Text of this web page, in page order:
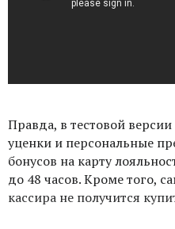
Правда, в тестовой
уценки и персональные
бонусов на карту
до 48 часов. Кроме того,
кассира не получится